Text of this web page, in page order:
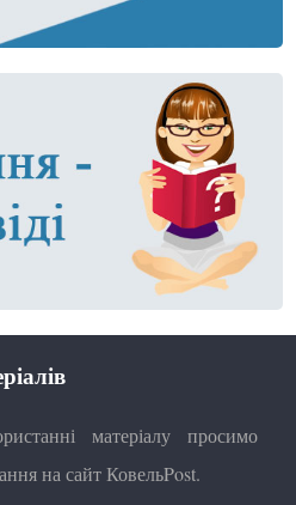
матеріалу просимо
на сайт КовельPost.